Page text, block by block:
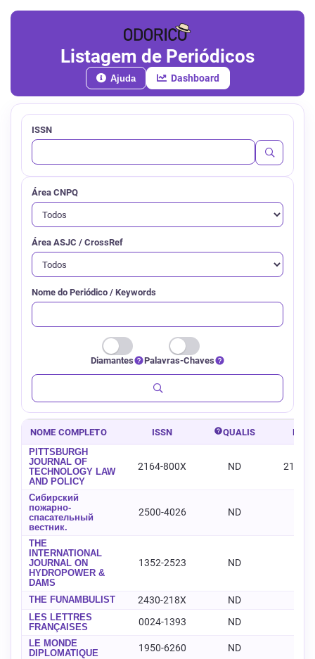
Listagem de Periódicos
Ajuda Dashboard
ISSN
Área CNPQ
Área ASJC / CrossRef
Nome do Periódico / Keywords
Diamantes Palavras-Chaves
NOME COMPLETO ISSN QUALIS
E-
PITTSBURGH
JOURNAL OF
TECHNOLOGY LAW
AND POLICY
2164-800X ND 2164-
Сибирский
пожарно-
спасательный
вестник.
2500-4026 ND
THE
INTERNATIONAL
JOURNAL ON
HYDROPOWER &
DAMS
1352-2523 ND
THE FUNAMBULIST 2430-218X ND
LES LETTRES
FRANÇAISES
0024-1393 ND
LE MONDE
DIPLOMATIQUE
1950-6260 ND